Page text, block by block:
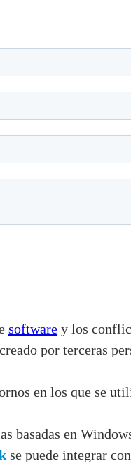
software y los
por terceras
en los que se
basadas en
se puede integrar